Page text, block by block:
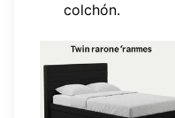
colchón.